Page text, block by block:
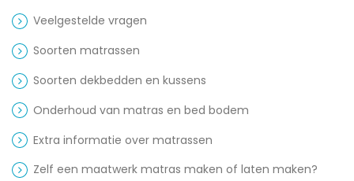
Veelgestelde vragen
Soorten matrassen
Soorten dekbedden en kussens
Onderhoud van matras en bed bodem
Extra informatie over matrassen
Zelf een maatwerk matras maken of laten maken?